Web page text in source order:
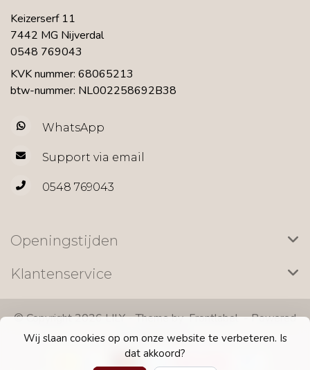
Wij slaan cookies op om onze website te verbeteren. Is
dat akkoord?
Keizerserf 11
7442 MG Nijverdal
0548 769043
KVK nummer: 68065213
btw-nummer: NL002258692B38
WhatsApp
Support via email
0548 769043
Openingstijden
Klantenservice
© Copyright 2026 LILY - Theme byFrontlabel- Powered
byLightspeed